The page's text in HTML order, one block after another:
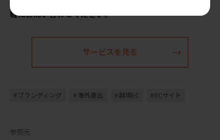
軽にお問い合わせください。
サービスを見る
ブランディング 海外進出 越境EC ECサイト
参照元